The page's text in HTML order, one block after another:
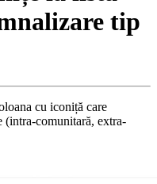
tip
cu iconiță care
(intra-comunitară, extra-